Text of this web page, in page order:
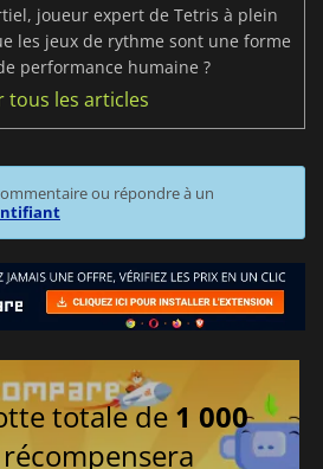
joueur expert de Tetris à plein
les jeux de rythme sont une forme
performance humaine ?
tous les articles
ou répondre à un
totale de 1 000
récompensera